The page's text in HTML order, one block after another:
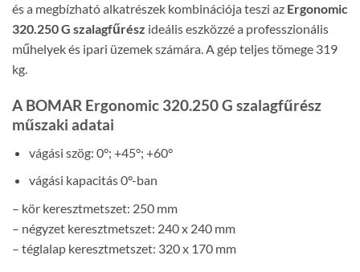
és a megbízható alkatrészek kombinációja teszi az Ergonomic
320.250 G szalagfűrész ideális eszközzé a professzionális
műhelyek és ipari üzemek számára. A gép teljes tömege 319
kg.
A BOMAR Ergonomic 320.250 G szalagfűrész
műszaki adatai
vágási szög: 0°; +45°; +60°
vágási kapacitás 0°-ban
– kör keresztmetszet: 250 mm
– négyzet keresztmetszet: 240 x 240 mm
– téglalap keresztmetszet: 320 x 170 mm